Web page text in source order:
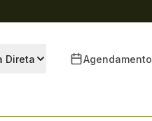
Direta Agendamento